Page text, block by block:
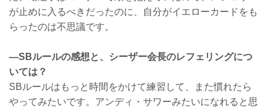
が止めに入るべきだったのに、自分がイエローカードをも
らったのは不思議です。
―SBルールの感想と、シーザー会長のレフェリングにつ
いては？
SBルールはもっと時間をかけて練習して、また慣れたら
やってみたいです。アンディ・サワーみたいになれると思